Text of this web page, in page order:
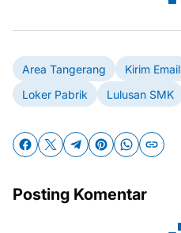
Area Tangerang Kirim Email
Loker Pabrik
Lulusan SMK
Posting Komentar